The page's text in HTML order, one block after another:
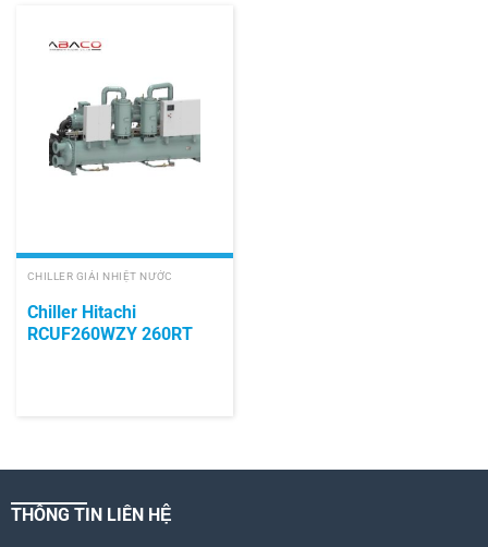
CHILLER GIẢI NHIỆT NƯỚC
Chiller Hitachi
RCUF260WZY 260RT
THÔNG TIN LIÊN HỆ